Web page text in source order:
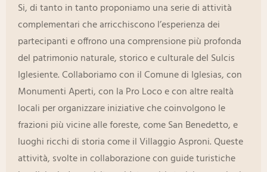
Si, di tanto in tanto proponiamo una serie di attività
complementari che arricchiscono l’esperienza dei
partecipanti e offrono una comprensione più profonda
del patrimonio naturale, storico e culturale del Sulcis
Iglesiente. Collaboriamo con il Comune di Iglesias, con
Monumenti Aperti, con la Pro Loco e con altre realtà
locali per organizzare iniziative che coinvolgono le
frazioni più vicine alle foreste, come San Benedetto, e
luoghi ricchi di storia come il Villaggio Asproni. Queste
attività, svolte in collaborazione con guide turistiche